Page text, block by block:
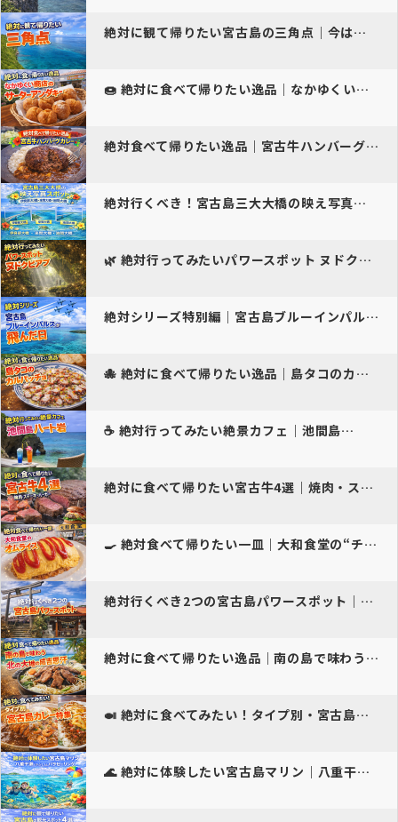
絶対に観て帰りたい宮古島の三角点｜今は立入禁止“幻の絶景”を動画で体…
🍩 絶対に食べて帰りたい逸品｜なかゆくい商店のサータ…
絶対食べて帰りたい逸品｜宮古牛ハンバーグカレー
絶対行くべき！宮古島三大大橋の映え写真スポット｜伊良部大橋・来間大橋…
🌿 絶対行ってみたいパワースポット ヌドクビアブ
絶対シリーズ特別編｜宮古島ブルーインパルス展示飛行 “迫力の映像体験…
🐙 絶対に食べて帰りたい逸品｜島タコのカルパッチョ
☕️ 絶対行ってみたい絶景カフェ｜池間島…
絶対に食べて帰りたい宮古牛4選｜焼肉・ステーキ・バーガー
🍳 絶対食べて帰りたい一皿｜大和食堂の“チキンごろご…
絶対行くべき2つの宮古島パワースポット｜漲水御嶽・宮古神社
絶対に食べて帰りたい逸品｜南の島で味わう北の大地の成吉思汗
🍛 絶対に食べてみたい！タイプ別・宮古島カレー特集
🌊 絶対に体験したい宮古島マリン｜八重干瀬とパラセー…